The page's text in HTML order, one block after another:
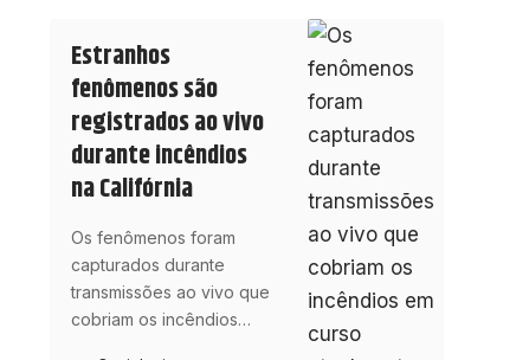
Estranhos
fenômenos são
registrados ao vivo
durante incêndios
na Califórnia
Os fenômenos foram
capturados durante
transmissões ao vivo que
cobriam os incêndios…